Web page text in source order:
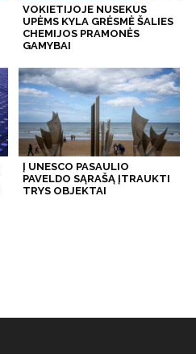
VOKIETIJOJE NUSEKUS
UPĖMS KYLA GRĖSMĖ ŠALIES
CHEMIJOS PRAMONĖS
GAMYBAI
Į UNESCO PASAULIO
PAVELDO SĄRAŠĄ ĮTRAUKTI
TRYS OBJEKTAI